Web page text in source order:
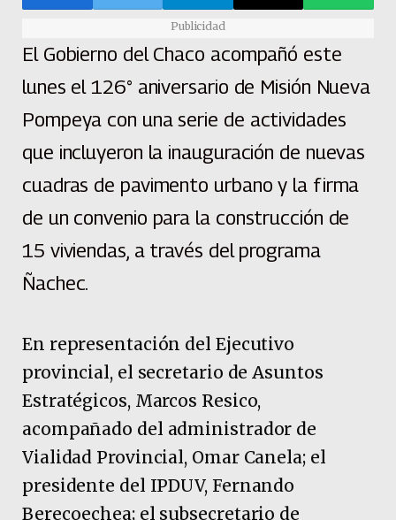
Publicidad
El Gobierno del Chaco acompañó este
lunes el 126° aniversario de Misión Nueva
Pompeya con una serie de actividades
que incluyeron la inauguración de nuevas
cuadras de pavimento urbano y la firma
de un convenio para la construcción de
15 viviendas, a través del programa
Ñachec.
En representación del Ejecutivo
provincial, el secretario de Asuntos
Estratégicos, Marcos Resico,
acompañado del administrador de
Vialidad Provincial, Omar Canela; el
presidente del IPDUV, Fernando
Berecoechea; el subsecretario de